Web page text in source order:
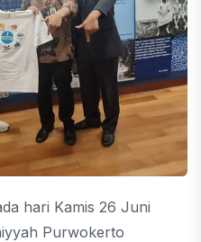
hari Kamis 26 Juni
Purwokerto